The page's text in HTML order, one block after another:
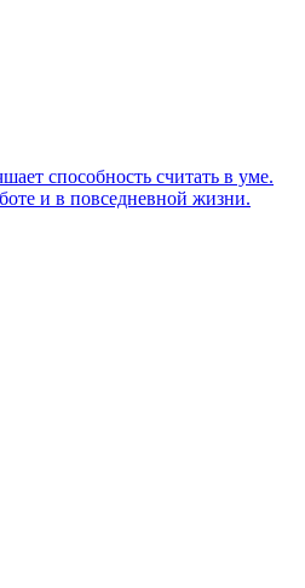
способность считать в уме.
и в повседневной жизни.